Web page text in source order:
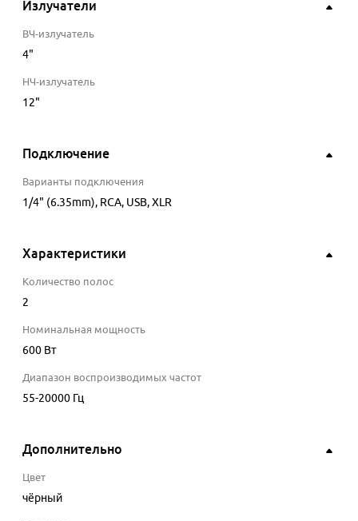
Излучатели
ВЧ-излучатель
4"
НЧ-излучатель
12"
Подключение
Варианты подключения
1/4" (6.35mm), RCA, USB, XLR
Характеристики
Количество полос
2
Номинальная мощность
600 Вт
Диапазон воспроизводимых частот
55-20000 Гц
Дополнительно
Цвет
чёрный